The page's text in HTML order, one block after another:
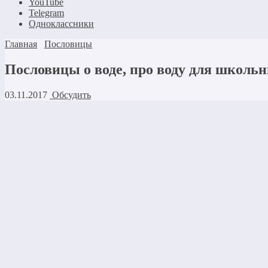
YouTube
Telegram
Одноклассники
Главная
Пословицы
Пословицы о воде, про воду для
03.11.2017 Обсудить